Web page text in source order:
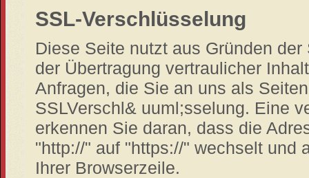
SSL-Verschlüsselung
Diese Seite nutzt aus Gründen
der Übertragung vertraulicher
Anfragen, die Sie an uns als
SSLVerschl& uuml;sselung. Eine
erkennen Sie daran, dass die
"http://" auf "https://" wechselt und
Ihrer Browserzeile.